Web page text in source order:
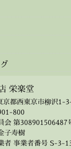
栄楽堂
都西東京市柳沢1-
800
会 第308901506487
子寿樹
者 事業者番号 S-3-